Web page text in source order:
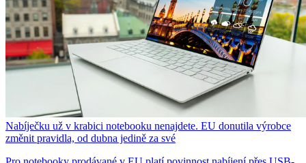
Nabíječku už v krabici notebooku nenajdete. EU donutila výrobce
změnit pravidla, od dubna jedině za své